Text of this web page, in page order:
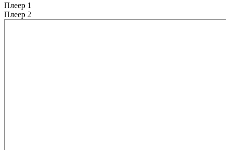
Плеер 1
Плеер 2